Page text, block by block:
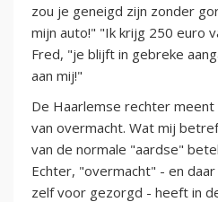
zou je geneigd zijn zonder
mijn auto!" "Ik krijg 250 euro
Fred, "je blijft in gebreke
aan mij!"
De Haarlemse rechter
van overmacht. Wat mij
van de normale "aardse"
Echter, "overmacht" - en
zelf voor gezorgd - heeft in